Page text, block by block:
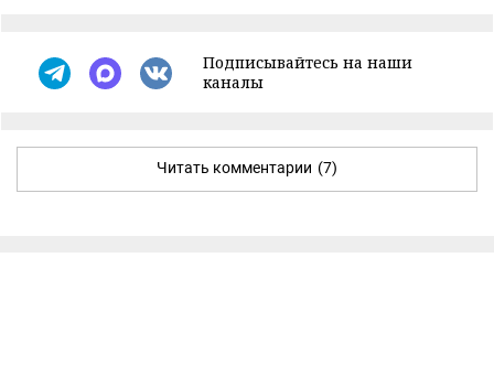
Подписывайтесь на наши
каналы
Читать комментарии (7)